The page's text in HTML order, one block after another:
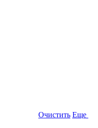
Очистить Еще